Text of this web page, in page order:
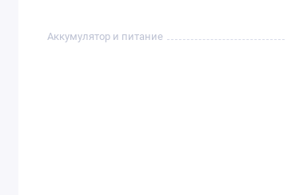
Аккумулятор и питание